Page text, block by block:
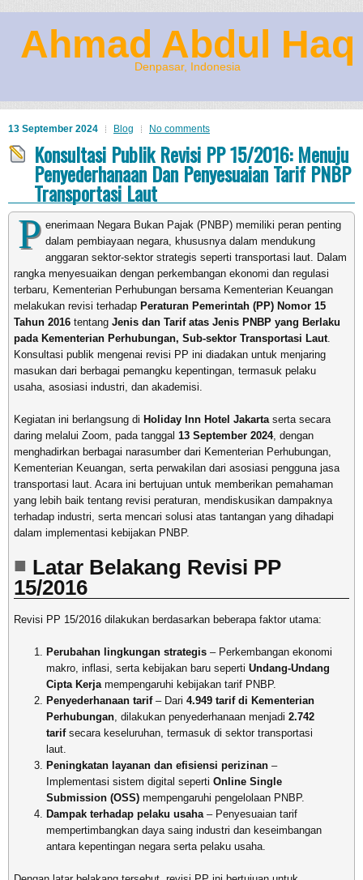
Ahmad Abdul Haq
Denpasar, Indonesia
13 September 2024 Blog No comments
Konsultasi Publik Revisi PP 15/2016: Menuju
Penyederhanaan Dan Penyesuaian Tarif PNBP
Transportasi Laut
P enerimaan Negara Bukan Pajak (PNBP) memiliki peran penting
dalam pembiayaan negara, khususnya dalam mendukung
anggaran sektor-sektor strategis seperti transportasi laut. Dalam
rangka menyesuaikan dengan perkembangan ekonomi dan regulasi
terbaru, Kementerian Perhubungan bersama Kementerian Keuangan
melakukan revisi terhadap Peraturan Pemerintah (PP) Nomor 15
Tahun 2016 tentang Jenis dan Tarif atas Jenis PNBP yang Berlaku
pada Kementerian Perhubungan, Sub-sektor Transportasi Laut.
Konsultasi publik mengenai revisi PP ini diadakan untuk menjaring
masukan dari berbagai pemangku kepentingan, termasuk pelaku
usaha, asosiasi industri, dan akademisi.
Kegiatan ini berlangsung di Holiday Inn Hotel Jakartaserta secara
daring melalui Zoom, pada tanggal 13 September 2024, dengan
menghadirkan berbagai narasumber dari Kementerian Perhubungan,
Kementerian Keuangan, serta perwakilan dari asosiasi pengguna jasa
transportasi laut. Acara ini bertujuan untuk memberikan pemahaman
yang lebih baik tentang revisi peraturan, mendiskusikan dampaknya
terhadap industri, serta mencari solusi atas tantangan yang dihadapi
dalam implementasi kebijakan PNBP.
Latar Belakang Revisi PP
15/2016
Revisi PP 15/2016 dilakukan berdasarkan beberapa faktor utama:
Perubahan lingkungan strategis – Perkembangan ekonomi
makro, inflasi, serta kebijakan baru seperti Undang-Undang
Cipta Kerjamempengaruhi kebijakan tarif PNBP.
Penyederhanaan tarif– Dari 4.949 tarif di Kementerian
Perhubungan, dilakukan penyederhanaan menjadi 2.742
tarifsecara keseluruhan, termasuk di sektor transportasi
laut.
Peningkatan layanan dan efisiensi perizinan –
Implementasi sistem digital seperti Online Single
Submission (OSS) mempengaruhi pengelolaan PNBP.
Dampak terhadap pelaku usaha– Penyesuaian tarif
mempertimbangkan daya saing industri dan keseimbangan
antara kepentingan negara serta pelaku usaha.